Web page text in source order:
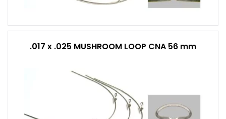
.017 x .025 MUSHROOM LOOP CNA 56 mm